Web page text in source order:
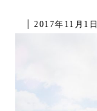
2017年11月1日